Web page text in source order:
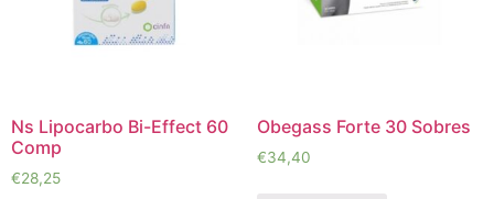
Ns Lipocarbo Bi-Effect 60
Comp
€28,25
Obegass Forte 30 Sobres
€34,40